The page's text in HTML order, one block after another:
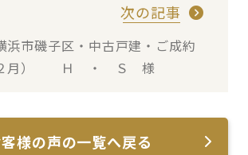
次の記事
浜市磯子区・中古戸建・ご成約
２月） Ｈ ・ Ｓ 様
様の声の一覧へ戻る